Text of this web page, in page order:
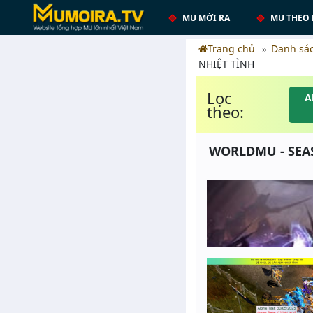
MU MỚI RA MU
Trang chủ
Danh
NHIỆT TÌNH
Lọc
theo:
WORLDMU -